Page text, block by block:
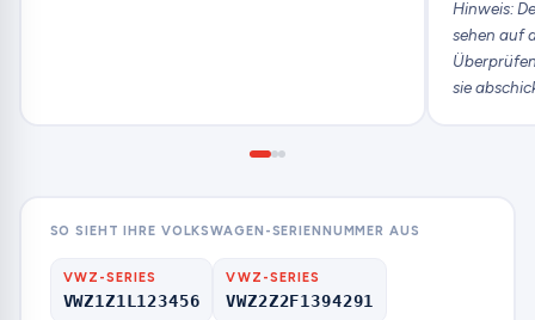
Hinweis:
sehen auf
sie
SO SIEHT IHRE VOLKSWAGEN-SERIENNUMMER AUS
VWZ-SERIES
VWZ1Z1L123456
VWZ-SERIES
VWZ2Z2F1394291